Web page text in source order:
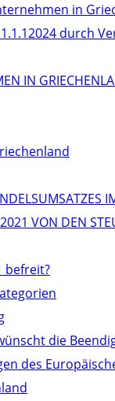
in
durch
IN
VON DEN
befreit?
die
des